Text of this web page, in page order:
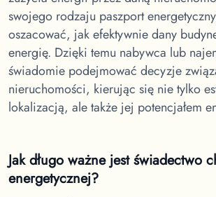
swojego rodzaju paszport
oszacować, jak efektywnie dany
energię. Dzięki temu nabywca lub
świadomie podejmować decyzje
nieruchomości, kierując się nie tylko
lokalizacją, ale także jej potencjałem
Jak długo ważne jest świadectwo
energetycznej?